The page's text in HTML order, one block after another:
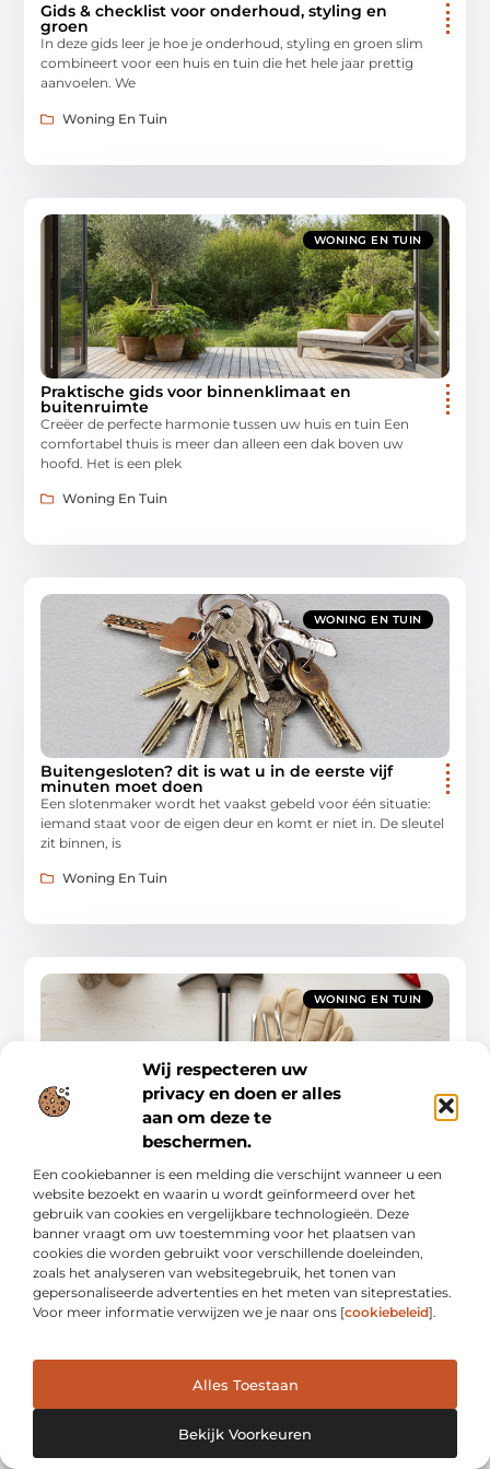
Wij respecteren uw
privacy en doen er alles
aan om deze te
beschermen.
Een cookiebanner is een melding die verschijnt wanneer u een
website bezoekt en waarin u wordt geïnformeerd over het
gebruik van cookies en vergelijkbare technologieën. Deze
banner vraagt om uw toestemming voor het plaatsen van
cookies die worden gebruikt voor verschillende doeleinden,
zoals het analyseren van websitegebruik, het tonen van
gepersonaliseerde advertenties en het meten van siteprestaties.
Voor meer informatie verwijzen we je naar ons [cookiebeleid].
Alles Toestaan
Bekijk Voorkeuren
Gids & checklist voor onderhoud, styling en
groen
In deze gids leer je hoe je onderhoud, styling en groen slim
combineert voor een huis en tuin die het hele jaar prettig
aanvoelen. We
Woning En Tuin
WONING EN TUIN
Praktische gids voor binnenklimaat en
buitenruimte
Creëer de perfecte harmonie tussen uw huis en tuin Een
comfortabel thuis is meer dan alleen een dak boven uw
hoofd. Het is een plek
Woning En Tuin
WONING EN TUIN
Buitengesloten? dit is wat u in de eerste vijf
minuten moet doen
Een slotenmaker wordt het vaakst gebeld voor één situatie:
iemand staat voor de eigen deur en komt er niet in. De sleutel
zit binnen, is
Woning En Tuin
WONING EN TUIN
Stappenplan voor onderhoud in huis en buiten
Uw complete onderhoudsgids voor een perfect onderhouden
woning Een huis is meer dan alleen een dak boven uw hoofd;
het is een investering in uw
Woning En Tuin